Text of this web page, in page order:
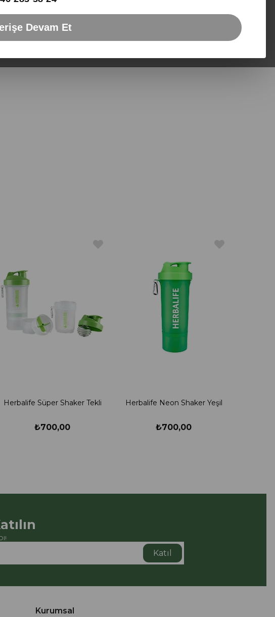
her yere götürebileceksiniz. Tüm herbalife shaker çeşitlerini
uygun fiyatlar da ve orijinal olarak satın alabilirsiniz.
Herbalife Süper Shaker Tekli
₺700,00
Herbalife Neon Shaker Yeşil
₺700,00
Katıl
Kurumsal
Devam Et